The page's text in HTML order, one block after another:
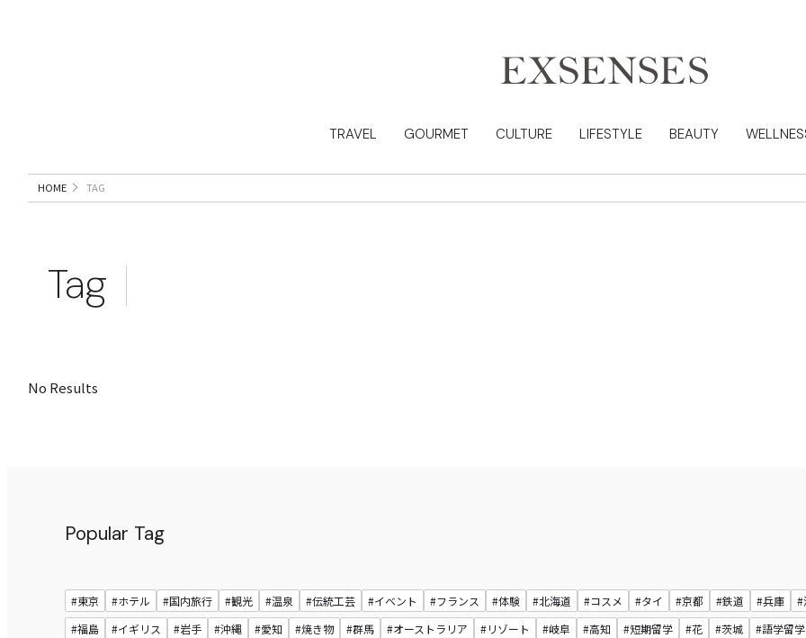
TRAVEL GOURMET CULTURE LIFESTYLE BEAUTY
HOME TAG
Tag
No Results
Popular Tag
#東京 #ホテル #国内旅行 #観光 #温泉 #伝統工芸 #イベント #フランス #体験 #北海道 #コスメ #タイ #京都 #鉄道 #兵庫 #
#福島
#イギリス #岩手 #沖縄 #愛知 #焼き物 #群馬 #オーストラリア #リゾート #岐阜 #高知 #短期留学 #花 #茨城 #語学留学